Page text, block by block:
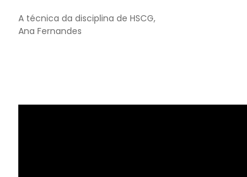
A técnica da disciplina de HSCG,
Ana Fernandes